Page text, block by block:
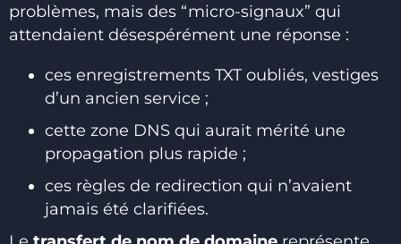
problèmes, mais des “micro-signaux” qui
attendaient désespérément une réponse :
ces enregistrements TXT oubliés, vestiges
d’un ancien service ;
cette zone DNS qui aurait mérité une
propagation plus rapide ;
ces règles de redirection qui n’avaient
jamais été clarifiées.